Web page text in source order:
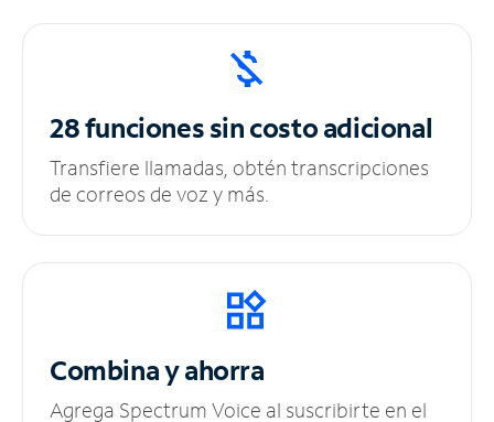
28 funciones sincosto adicional
Transfiere llamadas, obtén transcripciones
de correos de voz y más.
Combina y ahorra
Agrega Spectrum Voice al suscribirte en el